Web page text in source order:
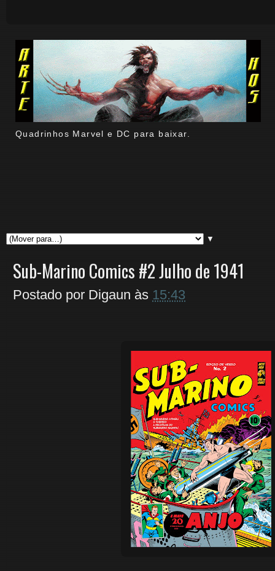
Quadrinhos Marvel e DC para baixar.
▼
Sub-Marino Comics #2 Julho de 1941
Postado por Digaun às 15:43